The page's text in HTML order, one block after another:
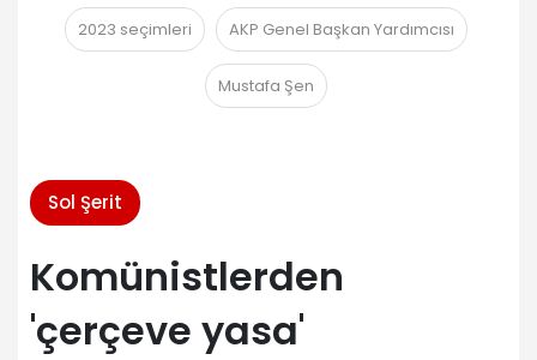
2023 seçimleri AKP Genel Başkan Yardımcısı
Mustafa Şen
Sol Şerit
Komünistlerden
'çerçeve yasa'